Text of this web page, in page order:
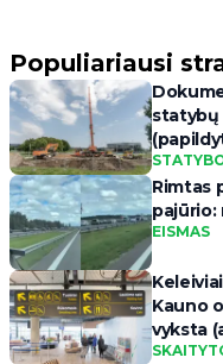
Populiariausi
statybų
Rimtas
pajūrio:
EISMAS
Kauno
vyksta